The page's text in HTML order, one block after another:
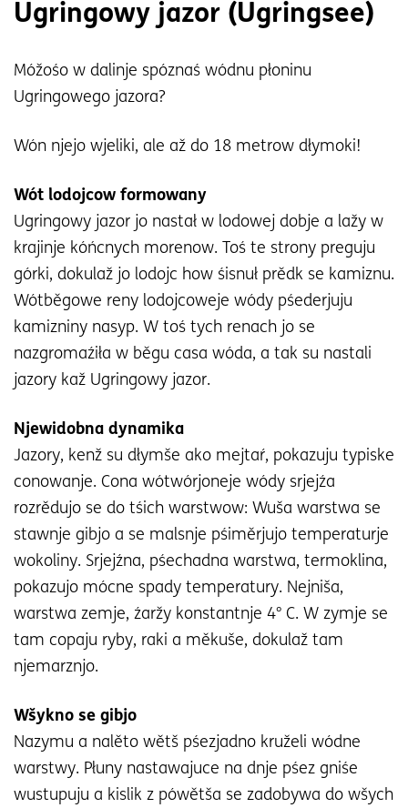
Ugringowy jazor (Ugringsee)
Móžośo w dalinje spóznaś wódnu płoninu
Ugringowego jazora?
Wón njejo wjeliki, ale až do 18 metrow dłymoki!
Wót lodojcow formowany
Ugringowy jazor jo nastał w lodowej dobje a lažy w
krajinje kóńcnych morenow. Toś te strony preguju
górki, dokulaž jo lodojc how śisnuł prědk se kamiznu.
Wótběgowe reny lodojcoweje wódy pśederjuju
kamizniny nasyp. W toś tych renach jo se
nazgromaźiła w běgu casa wóda, a tak su nastali
jazory kaž Ugringowy jazor.
Njewidobna dynamika
Jazory, kenž su dłymše ako mejtaŕ, pokazuju typiske
conowanje. Cona wótwórjoneje wódy srjejźa
rozrědujo se do tśich warstwow: Wuša warstwa se
stawnje gibjo a se malsnje pśiměrjujo temperaturje
wokoliny. Srjejźna, pśechadna warstwa, termoklina,
pokazujo mócne spady temperatury. Nejniša,
warstwa zemje, źaržy konstantnje 4° C. W zymje se
tam copaju ryby, raki a měkuše, dokulaž tam
njemarznjo.
Wšykno se gibjo
Nazymu a nalěto wětš pśezjadno kruželi wódne
warstwy. Płuny nastawajuce na dnje pśez gniśe
wustupuju a kislik z pówětša se zadobywa do wšych